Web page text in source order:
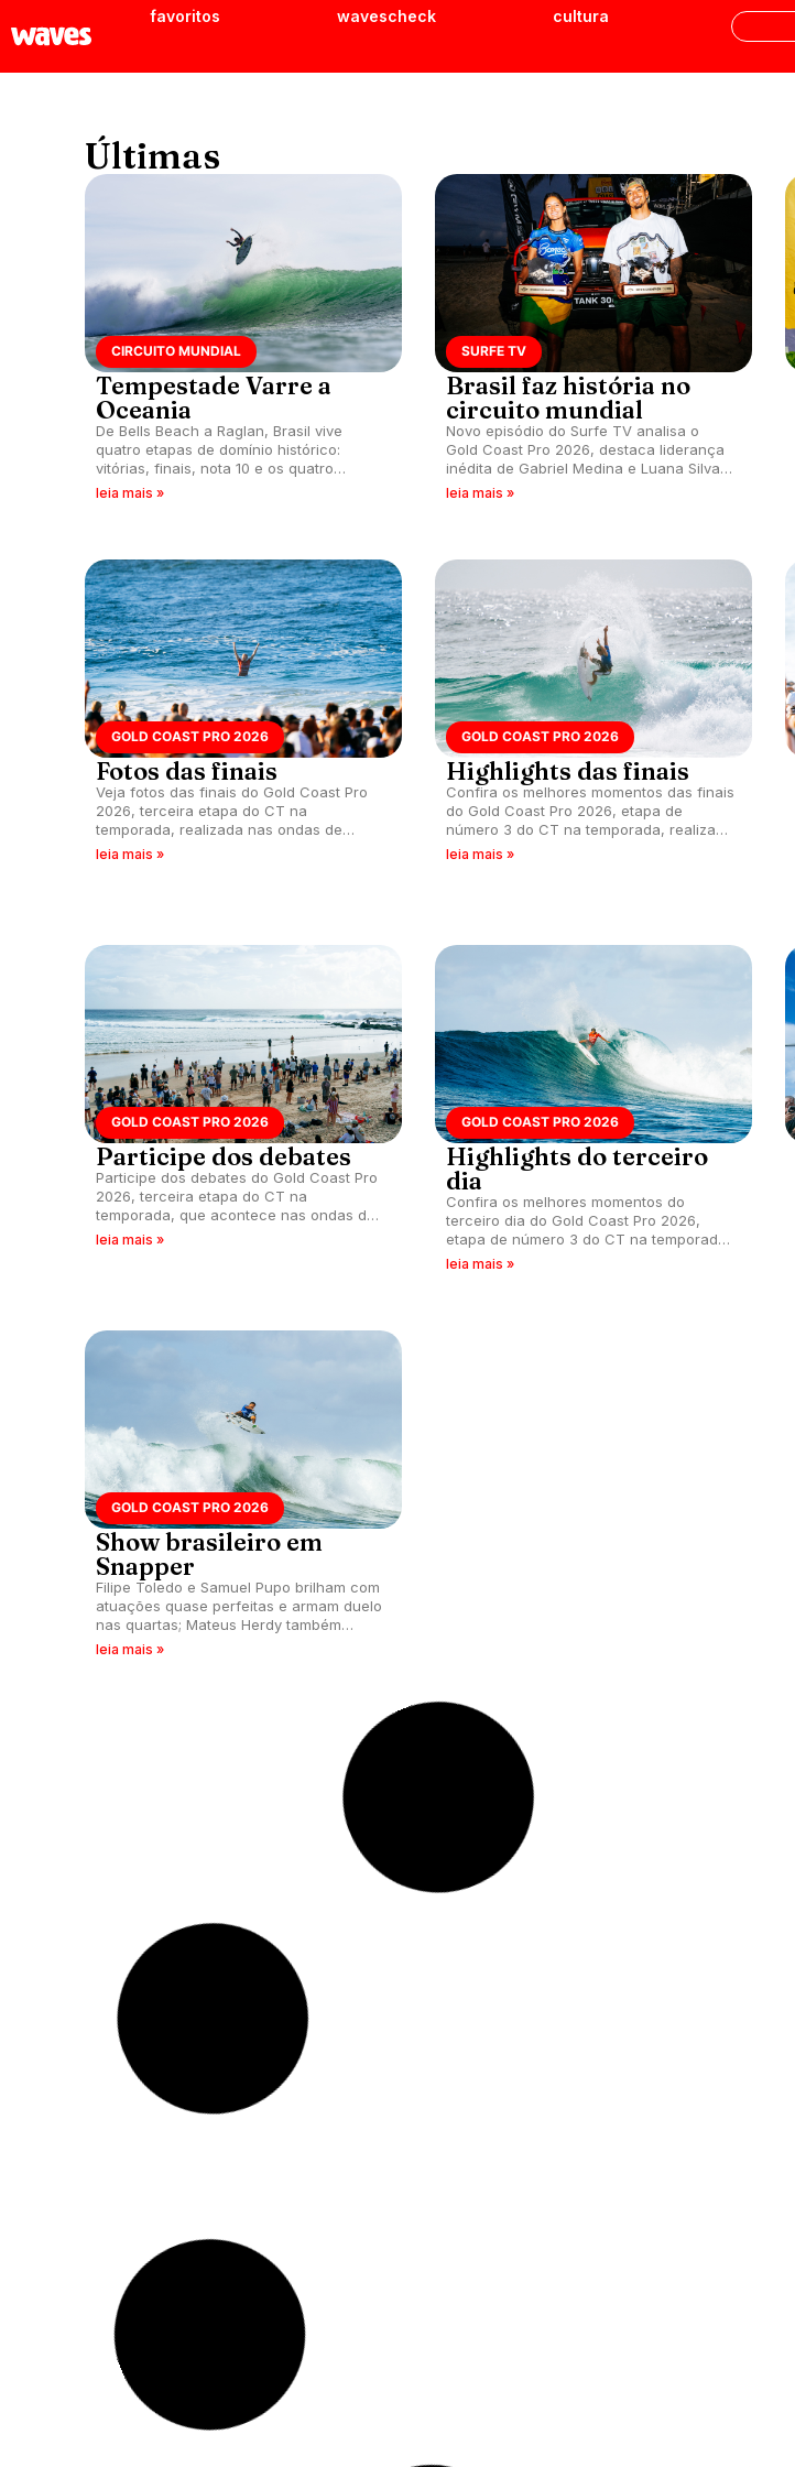
favoritos wavescheck cultura
Últimas
CIRCUITO MUNDIAL
Tempestade Varre a
Oceania
De Bells Beach a Raglan, Brasil vive
quatro etapas de domínio histórico:
vitórias, finais, nota 10 e os quatro
primeiros do ranking mundial com a
leia mais »
SURFE TV
Brasil faz história no
circuito mundial
Novo episódio do Surfe TV analisa o
Gold Coast Pro 2026, destaca liderança
inédita de Gabriel Medina e Luana Silva e
relembra duelo marcante com Filipe
leia mais »
GOLD COAST PRO 2026
Fotos das finais
Veja fotos das finais do Gold Coast Pro
2026, terceira etapa do CT na
temporada, realizada nas ondas de
Snapper Rocks, Queensland, Austrália.
leia mais »
GOLD COAST PRO 2026
Highlights das finais
Confira os melhores momentos das finais
do Gold Coast Pro 2026, etapa de
número 3 do CT na temporada, realizada
nas direitas de Snapper Rocks,
leia mais »
GOLD COAST PRO 2026
Participe dos debates
Participe dos debates do Gold Coast Pro
2026, terceira etapa do CT na
temporada, que acontece nas ondas de
Snapper Rocks, Austrália.
leia mais »
GOLD COAST PRO 2026
Highlights do terceiro
dia
Confira os melhores momentos do
terceiro dia do Gold Coast Pro 2026,
etapa de número 3 do CT na temporada,
que acontece nas direitas de Snapper
leia mais »
GOLD COAST PRO 2026
Show brasileiro em
Snapper
Filipe Toledo e Samuel Pupo brilham com
atuações quase perfeitas e armam duelo
nas quartas; Mateus Herdy também
avança em dia de alto nível. Próxima
leia mais »